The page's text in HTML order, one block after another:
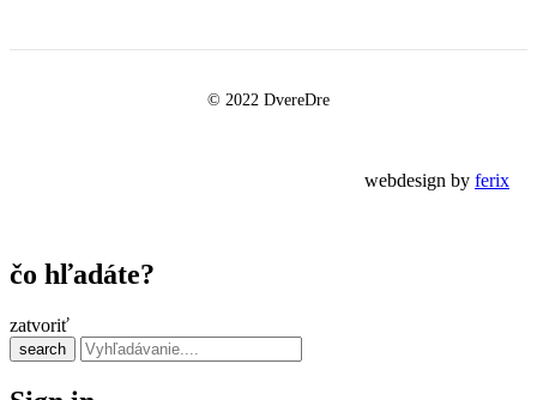
© 2022 DvereDre
webdesign by ferix
čo hľadáte?
zatvoriť
search